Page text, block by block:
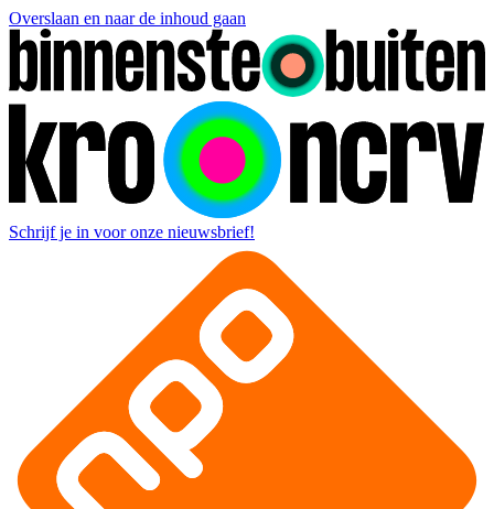
Overslaan en naar de inhoud gaan
Schrijf je in voor onze nieuwsbrief!